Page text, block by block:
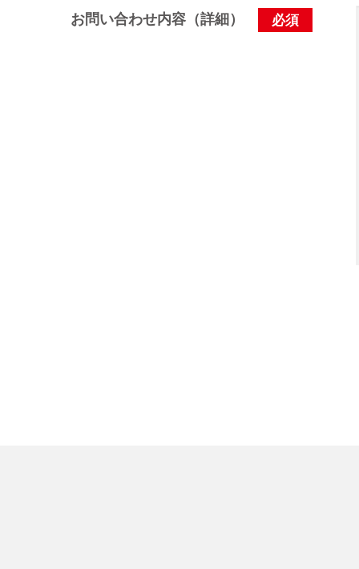
お問い合わせ内容（詳細） 必須